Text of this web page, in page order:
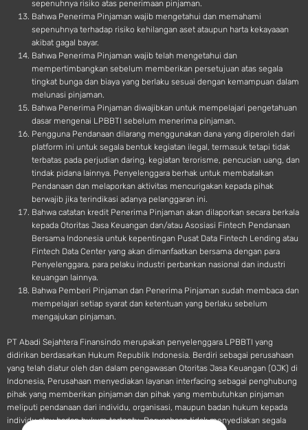
sepenuhnya risiko atas penerimaan pinjaman.
Bahwa Penerima Pinjaman wajib mengetahui dan memahami
sepenuhnya terhadap risiko kehilangan aset ataupun harta kekayaaan
akibat gagal bayar.
Bahwa Penerima Pinjaman wajib telah mengetahui dan
mempertimbangkan sebelum memberikan persetujuan atas segala
tingkat bunga dan biaya yang berlaku sesuai dengan kemampuan dalam
melunasi pinjaman.
Bahwa Penerima Pinjaman diwajibkan untuk mempelajari pengetahuan
dasar mengenai LPBBTI sebelum menerima pinjaman.
Pengguna Pendanaan dilarang menggunakan dana yang diperoleh dari
platform ini untuk segala bentuk kegiatan ilegal, termasuk tetapi tidak
terbatas pada perjudian daring, kegiatan terorisme, pencucian uang, dan
tindak pidana lainnya. Penyelenggara berhak untuk membatalkan
Pendanaan dan melaporkan aktivitas mencurigakan kepada pihak
berwajib jika terindikasi adanya pelanggaran ini.
Bahwa catatan kredit Penerima Pinjaman akan dilaporkan secara berkala
kepada Otoritas Jasa Keuangan dan/atau Asosiasi Fintech Pendanaan
Bersama Indonesia untuk kepentingan Pusat Data Fintech Lending atau
Fintech Data Center yang akan dimanfaatkan bersama dengan para
Penyelenggara, para pelaku industri perbankan nasional dan industri
keuangan lainnya.
Bahwa Pemberi Pinjaman dan Penerima Pinjaman sudah membaca dan
mempelajari setiap syarat dan ketentuan yang berlaku sebelum
mengajukan pinjaman.
PT Abadi Sejahtera Finansindo merupakan penyelenggara LPBBTI yang
didirikan berdasarkan Hukum Republik Indonesia. Berdiri sebagai perusahaan
yang telah diatur oleh dan dalam pengawasan Otoritas Jasa Keuangan (OJK) di
Indonesia, Perusahaan menyediakan layanan interfacing sebagai penghubung
pihak yang memberikan pinjaman dan pihak yang membutuhkan pinjaman
meliputi pendanaan dari individu, organisasi, maupun badan hukum kepada
individu atau badan hukum tertentu. Perusahaan tidak menyediakan segala